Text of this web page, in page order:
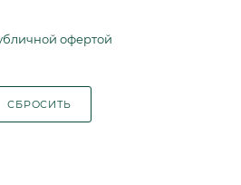
офертой
СБРОСИТЬ